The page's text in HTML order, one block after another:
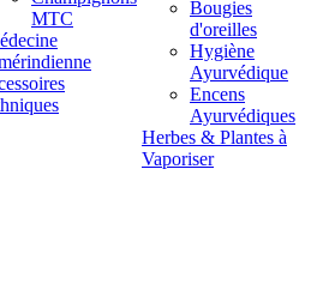
MTC
Bougies
d'oreilles
Hygiène
Ayurvédique
Encens
Ayurvédiques
Herbes & Plantes à
Vaporiser